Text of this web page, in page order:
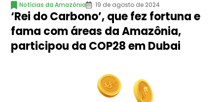
Notícias da Amazônia 19 de agosto de 2024
‘Rei do Carbono’, que fez fortuna e
fama com áreas da Amazônia,
participou da COP28 em Dubai